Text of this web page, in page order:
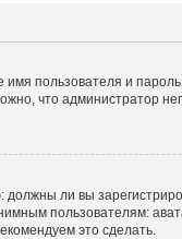
пользователя и
что администратор
должны ли вы
пользователям:
это сделать.